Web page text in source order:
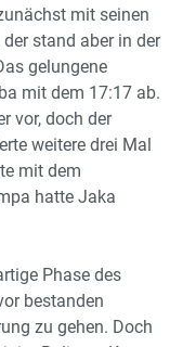
mit seinen
stand aber in der
gelungene
mit dem 17:17 ab.
vor, doch der
weitere drei Mal
mit dem
hatte Jaka
Phase des
bestanden
zu gehen. Doch